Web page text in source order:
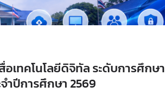
เทคโนโลยีดิจิทัล ระดับการศึกษา
ำปีการศึกษา 2569